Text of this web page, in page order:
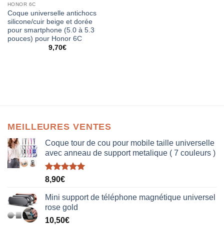
HONOR 6C
Coque universelle antichocs
silicone/cuir beige et dorée
pour smartphone (5.0 à 5.3
pouces) pour Honor 6C
9,70€
MEILLEURES VENTES
Coque tour de cou pour mobile taille universelle
avec anneau de support metalique ( 7 couleurs )
Note5.00
8,90€
Mini support de téléphone magnétique universel
rose gold
10,50€